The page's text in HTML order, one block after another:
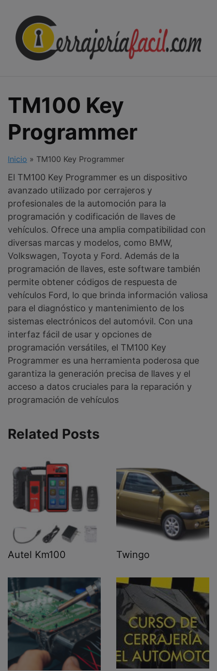
content
TM100 Key
Programmer
Inicio » TM100 Key Programmer
El TM100 Key Programmer es un dispositivo
avanzado utilizado por cerrajeros y
profesionales de la automoción para la
programación y codificación de llaves de
vehículos. Ofrece una amplia compatibilidad con
diversas marcas y modelos, como BMW,
Volkswagen, Toyota y Ford. Además de la
programación de llaves, este software también
permite obtener códigos de respuesta de
vehículos Ford, lo que brinda información valiosa
para el diagnóstico y mantenimiento de los
sistemas electrónicos del automóvil. Con una
interfaz fácil de usar y opciones de
programación versátiles, el TM100 Key
Programmer es una herramienta poderosa que
garantiza la generación precisa de llaves y el
acceso a datos cruciales para la reparación y
programación de vehículos
Related Posts
Autel Km100 Twingo